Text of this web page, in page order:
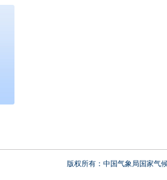
版权所有：中国气象局国家气